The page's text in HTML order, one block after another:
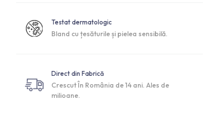
Testat dermatologic
Bland cu țesăturile și pielea sensibilă.
Direct din Fabrică
Crescut În România de 14 ani. Ales de
milioane.